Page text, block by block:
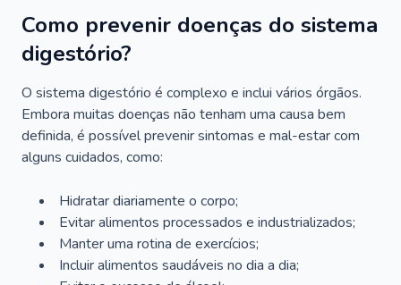
Como prevenir doenças do sistema
digestório?
O sistema digestório é complexo e inclui vários órgãos.
Embora muitas doenças não tenham uma causa bem
definida, é possível prevenir sintomas e mal-estar com
alguns cuidados, como:
Hidratar diariamente o corpo;
Evitar alimentos processados e industrializados;
Manter uma rotina de exercícios;
Incluir alimentos saudáveis no dia a dia;